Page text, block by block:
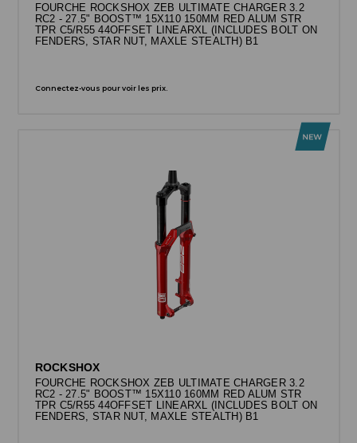
FOURCHE ROCKSHOX ZEB ULTIMATE CHARGER 3.2
RC2 - 27.5" BOOST™ 15X110 150MM RED ALUM STR
TPR C5/R55 44OFFSET LINEARXL (INCLUDES BOLT ON
FENDERS, STAR NUT, MAXLE STEALTH) B1
Connectez-vous pour voir les prix.
ROCKSHOX
FOURCHE ROCKSHOX ZEB ULTIMATE CHARGER 3.2
RC2 - 27.5" BOOST™ 15X110 160MM RED ALUM STR
TPR C5/R55 44OFFSET LINEARXL (INCLUDES BOLT ON
FENDERS, STAR NUT, MAXLE STEALTH) B1